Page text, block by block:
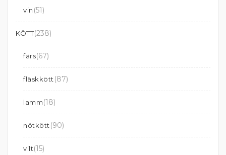
vin (51)
KÖTT(238)
färs(67)
fläskkött (87)
lamm(18)
nötkött (90)
vilt(15)